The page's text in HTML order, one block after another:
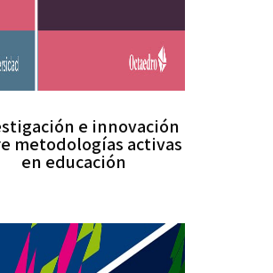
e innovación
metodologías activas
en educación